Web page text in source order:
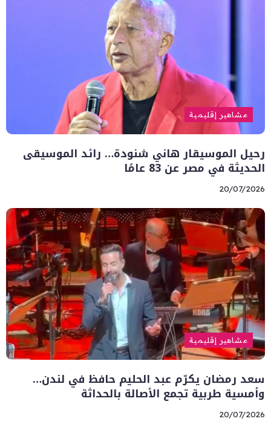
مشاهير إقليمية
رحيل الموسيقار هاني شنودة… رائد الموسيقى
الحديثة في مصر عن 83 عامًا
20/07/2026
مشاهير إقليمية
سعد رمضان يكرّم عبد الحليم حافظ في لندن…
وأمسية طربية تجمع الأصالة بالحداثة
20/07/2026